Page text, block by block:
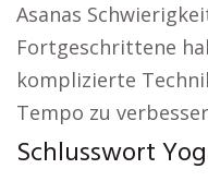
Asanas
Fortgeschrittene
komplizierte
Tempo zu
Schlusswort